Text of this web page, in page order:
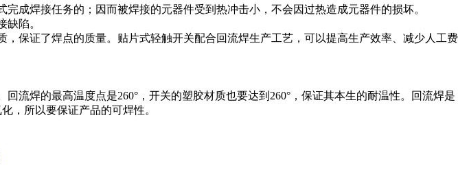
成焊接任务的；因而被焊接的元器件受到热冲击小，不会因过热造成元器件的损坏。
陷。
保证了焊点的质量。贴片式轻触开关配合回流焊生产工艺，可以提高生产效率、减少人工费
流焊的最高温度点是260°，开关的塑胶材质也要达到260°，保证其本生的耐温性。回流焊是
，所以要保证产品的可焊性。